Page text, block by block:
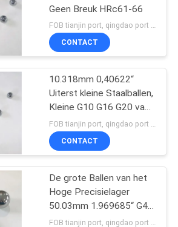
Geen Breuk HRc61-66
FOB tianjin port, qingdao port MOQ:288000pcs/pallet
CONTACT
10.318mm 0,40622“
Uiterst kleine Staalballen,
Kleine G10 G16 G20 van
Metaalballen GCr15
FOB tianjin port, qingdao port MOQ:180000pcs/pallet
CONTACT
De grote Ballen van het
Hoge Precisielager
50.03mm 1.969685“ G40
SUJ2